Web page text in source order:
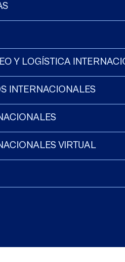
Y LOGÍSTICA
INTERNACIONALES
VIRTUAL